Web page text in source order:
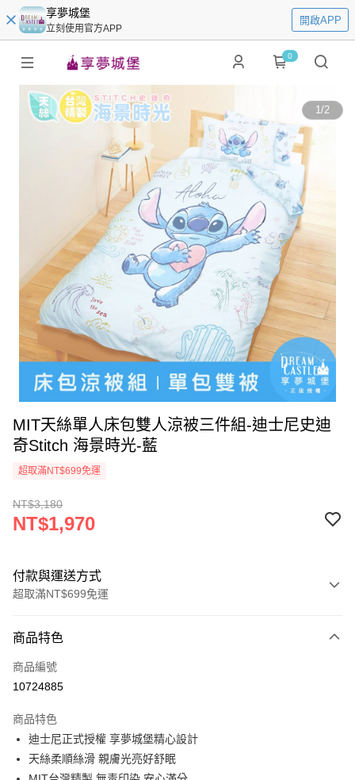
享夢城堡
立刻使用官方APP
開啟APP
0
1/2
MIT天絲單人床包雙人涼被三件組-迪士尼史迪
奇Stitch 海景時光-藍
超取滿NT$699免運
NT$3,180
NT$1,970
付款與運送方式
超取滿NT$699免運
信用卡一次付款
超商取貨付款
Apple Pay
街口支付
商品特色
商品編號
10724885
商品特色
迪士尼正式授權 享夢城堡精心設計
天絲柔順絲滑 親膚光亮好舒眠